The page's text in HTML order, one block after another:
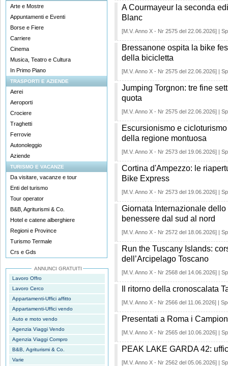
Arte e Mostre
Appuntamenti e Eventi
Borse e Fiere
Carriere
Cinema
Musica, Teatro e Cultura
In Primo Piano
TRASPORTI E AZIENDE
Aerei
Aeroporti
Crociere
Traghetti
Ferrovie
Autonoleggio
Aziende
TURISMO E VACANZE
Da visitare, vacanze e tour
Enti del turismo
Tour operator
B&B, Agriturismi & Co.
Hotel e catene alberghiere
Regioni e Province
Turismo Termale
Crs e Gds
ANNUNCI GRATUITI
Lavoro Offro
Lavoro Cerco
Appartamenti-Uffici affitto
Appartamenti-Uffici vendo
Auto e moto vendo
Agenzia Viaggi Vendo
Agenzia Viaggi Compro
B&B, Agriturismi & Co.
Varie
A Courmayeur la seconda
Blanc
[M.V. Anno X - Nr 2575 del 22.06.2026] |
Bressanone ospita la bike
della bicicletta
[M.V. Anno X - Nr 2575 del 22.06.2026] |
Jumping Torgnon: tre fine
quota
[M.V. Anno X - Nr 2575 del 22.06.2026] |
Escursionismo e
della regione montuosa
[M.V. Anno X - Nr 2573 del 19.06.2026] |
Cortina d'Ampezzo: le
Bike Express
[M.V. Anno X - Nr 2573 del 19.06.2026] |
Giornata Internazionale
benessere dal sud al nord
[M.V. Anno X - Nr 2572 del 18.06.2026] |
Run the Tuscany Islands:
dell’Arcipelago Toscano
[M.V. Anno X - Nr 2568 del 14.06.2026] |
Il ritorno della cronoscalata
[M.V. Anno X - Nr 2566 del 11.06.2026] |
Presentati a Roma i
[M.V. Anno X - Nr 2565 del 10.06.2026] |
PEAK LAKE GARDA 42:
[M.V. Anno X - Nr 2562 del 05.06.2026] |